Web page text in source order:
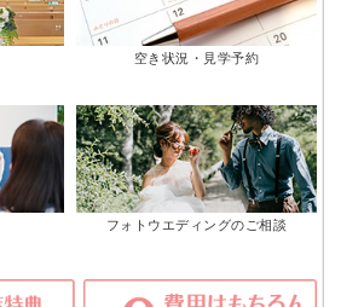
空き状況・見学予約
フォトウエディングのご相談